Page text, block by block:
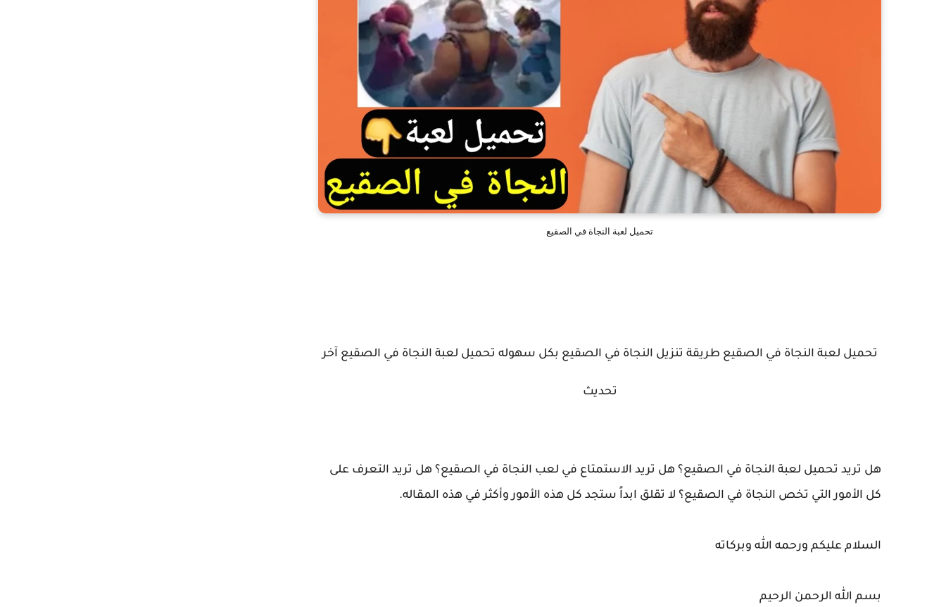
تحميل لعبة النجاة في الصقيع
تحميل لعبة النجاة في الصقيع طريقة تنزيل النجاة في الصقيع بكل سهوله تحميل لعبة النجاة في الصقيع آخر
تحديث
هل تريد تحميل لعبة النجاة في الصقيع؟ هل تريد الاستمتاع في لعب النجاة في الصقيع؟ هل تريد التعرف على
كل الأمور التي تخص النجاة في الصقيع؟ لا تقلق ابداً ستجد كل هذه الأمور وأكثر في هذه المقاله.
السلام عليكم ورحمه الله وبركاته
بسم الله الرحمن الرحيم